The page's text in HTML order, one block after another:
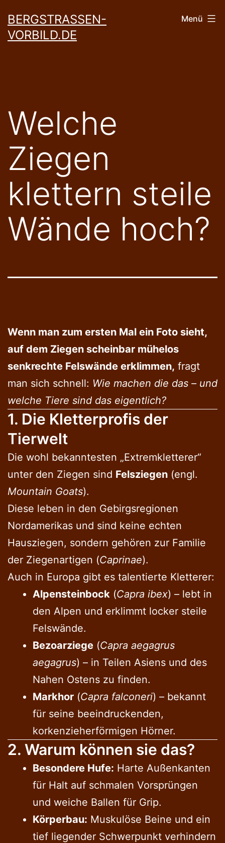
Inhalt
springen
BERGSTRASSEN-
VORBILD.DE
Menü
Welche
Ziegen
klettern steile
Wände hoch?
Wenn man zum ersten Mal ein Foto sieht,
auf dem Ziegen scheinbar mühelos
senkrechte Felswände erklimmen, fragt
man sich schnell: Wie machen die das – und
welche Tiere sind das eigentlich?
1. Die Kletterprofis der
Tierwelt
Die wohl bekanntesten „Extremkletterer“
unter den Ziegen sind Felsziegen (engl.
Mountain Goats).
Diese leben in den Gebirgsregionen
Nordamerikas und sind keine echten
Hausziegen, sondern gehören zur Familie
der Ziegenartigen (Caprinae).
Auch in Europa gibt es talentierte Kletterer:
Alpensteinbock (Capra ibex) – lebt in
den Alpen und erklimmt locker steile
Felswände.
Bezoarziege (Capra aegagrus
aegagrus) – in Teilen Asiens und des
Nahen Ostens zu finden.
Markhor (Capra falconeri) – bekannt
für seine beeindruckenden,
korkenzieherförmigen Hörner.
2. Warum können sie das?
Besondere Hufe: Harte Außenkanten
für Halt auf schmalen Vorsprüngen
und weiche Ballen für Grip.
Körperbau: Muskulöse Beine und ein
tief liegender Schwerpunkt verhindern